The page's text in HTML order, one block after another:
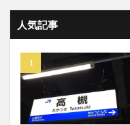
人気記事